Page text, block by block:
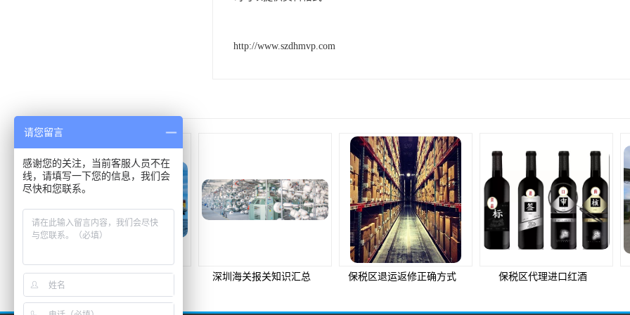
http://www.szdhmvp.com
中国香港专线物流国外进口如何报关 深圳海关报关知识汇总 保税区退运返修正确方式 保税区代理进口红酒 深圳保税区一日游
请您留言
感谢您的关注，当前客服人员不在
线，请填写一下您的信息，我们会
尽快和您联系。